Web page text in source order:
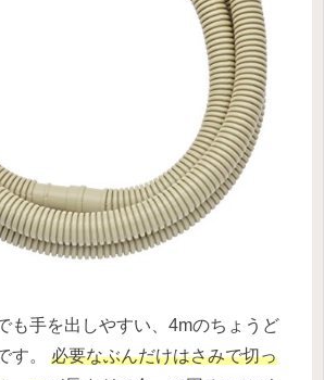
も手を出しやすい、4mのちょうど
す。 必要なぶんだけはさみで切っ